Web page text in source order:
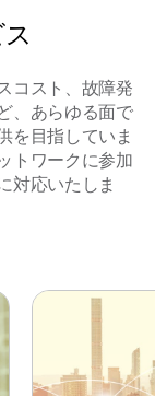
コスト、故障発
、あらゆる⾯で
を⽬指していま
トワークに参加
対応いたしま